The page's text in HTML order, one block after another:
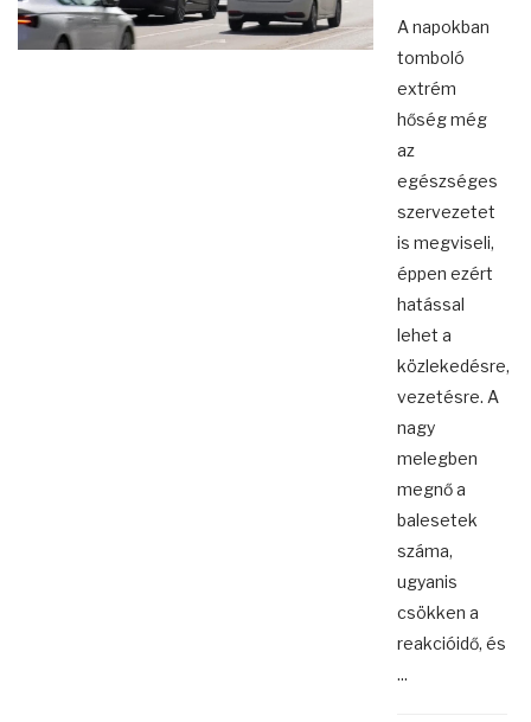
A napokban
tomboló
extrém
hőség még
az
egészséges
szervezetet
is megviseli,
éppen ezért
hatással
lehet a
közlekedésre,
vezetésre. A
nagy
melegben
megnő a
balesetek
száma,
ugyanis
csökken a
reakcióidő, és
...